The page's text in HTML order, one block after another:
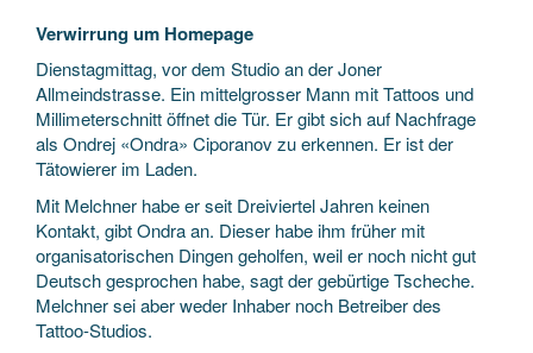
Verwirrung um Homepage
Dienstagmittag, vor dem Studio an der Joner
Allmeindstrasse. Ein mittelgrosser Mann mit Tattoos und
Millimeterschnitt öffnet die Tür. Er gibt sich auf Nachfrage
als Ondrej «Ondra» Ciporanov zu erkennen. Er ist der
Tätowierer im Laden.
Mit Melchner habe er seit Dreiviertel Jahren keinen
Kontakt, gibt Ondra an. Dieser habe ihm früher mit
organisatorischen Dingen geholfen, weil er noch nicht gut
Deutsch gesprochen habe, sagt der gebürtige Tscheche.
Melchner sei aber weder Inhaber noch Betreiber des
Tattoo-Studios.